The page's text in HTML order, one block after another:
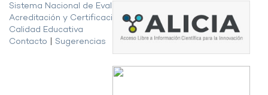
Sistema Nacional de Evaluación,
Acreditación y Certificación de la
Calidad Educativa
Contacto
Sugerencias